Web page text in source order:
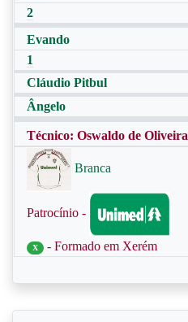
2
Evando
1
Cláudio Pitbul
Ângelo
Técnico: Oswaldo de Oliveira
Branca
Patrocínio -
X - Formado em Xerém